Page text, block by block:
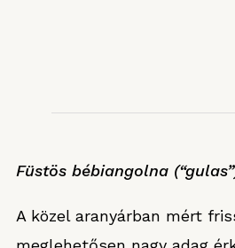
Füstös bébiangolna
A közel aranyárban mért